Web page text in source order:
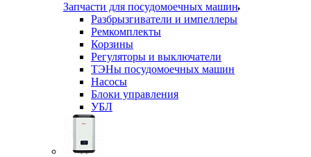
Запчасти для посудомоечных машин
Разбрызгиватели и импеллеры
Ремкомплекты
Корзины
Регуляторы и выключатели
ТЭНы посудомоечных машин
Насосы
Блоки управления
УБЛ